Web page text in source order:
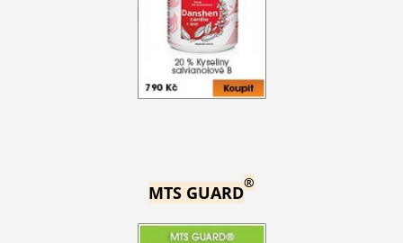
MTS GUARD®